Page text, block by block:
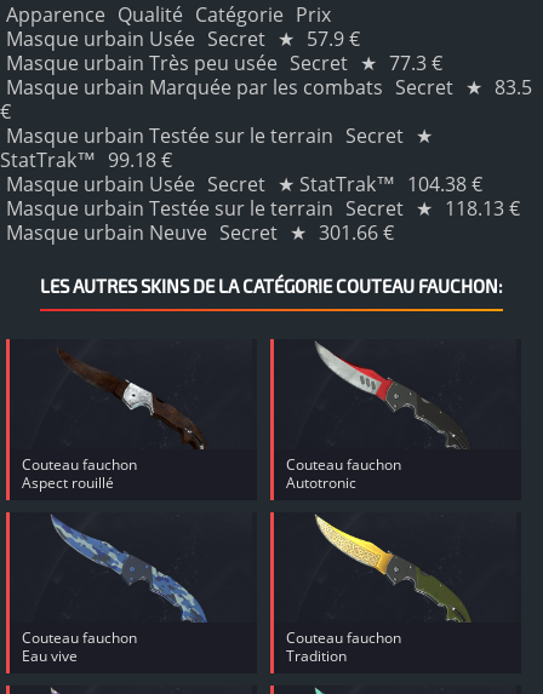
Apparence Qualité Catégorie Prix
Masque urbain Usée Secret ★ 57.9 €
Masque urbain Très peu usée Secret ★ 77.3 €
Masque urbain Marquée par les combats Secret ★ 83.5
€
Masque urbain Testée sur le terrain Secret ★
StatTrak™ 99.18 €
Masque urbain Usée Secret ★ StatTrak™ 104.38 €
Masque urbain Testée sur le terrain Secret ★ 118.13 €
Masque urbain Neuve Secret ★ 301.66 €
LES AUTRES SKINS DE LA CATÉGORIE COUTEAU FAUCHON:
Couteau fauchon
Aspect rouillé
Couteau fauchon
Autotronic
Couteau fauchon
Eau vive
Couteau fauchon
Tradition